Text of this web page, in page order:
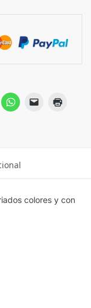
colores y con